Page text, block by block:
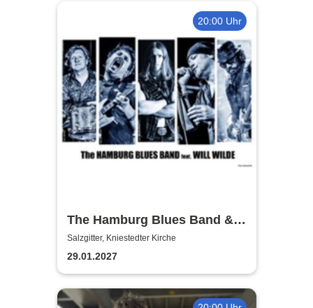
20:00 Uhr
The Hamburg Blues Band &
Friends
Salzgitter, Kniestedter Kirche
29.01.2027